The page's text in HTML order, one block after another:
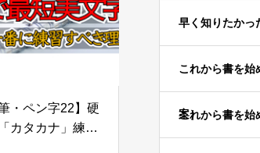
・ペン字22】硬
カタカナ」練習
早く知りたかっ
これから書を始
案）
これから書を始